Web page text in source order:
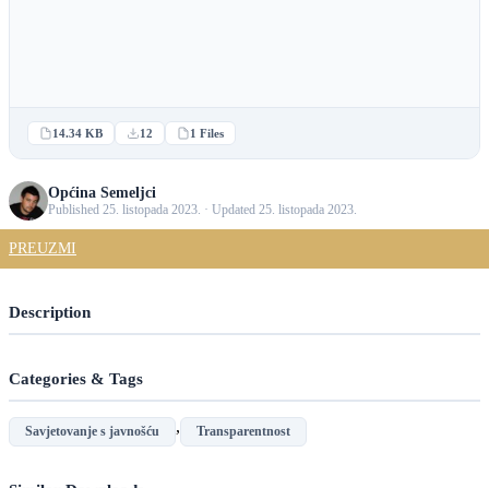
14.34 KB 12 1 Files
Općina Semeljci
Published 25. listopada 2023. · Updated 25. listopada 2023.
PREUZMI
Description
Categories & Tags
Savjetovanje s javnošću , Transparentnost